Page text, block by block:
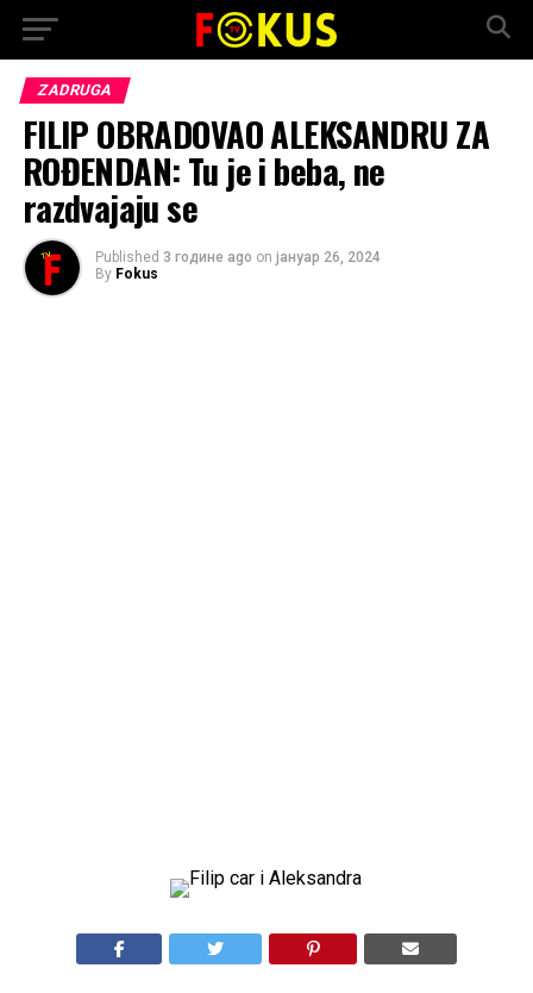
ZADRUGA
FILIP OBRADOVAO ALEKSANDRU ZA
ROĐENDAN: Tu je i beba, ne
razdvajaju se
Published 3 године ago on јануар 26, 2024
By Fokus